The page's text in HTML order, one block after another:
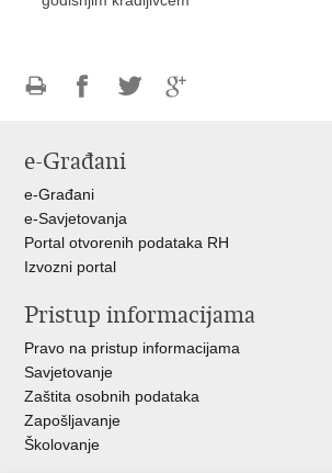
FacebookuTwitteru
e-Građani
e-Građani
e-Savjetovanja
Portal otvorenih podataka RH
Izvozni portal
Pristup informacijama
Pravo na pristup informacijama
Savjetovanje
Zaštita osobnih podataka
Zapošljavanje
Školovanje